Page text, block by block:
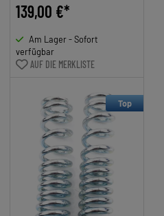
139,00 €*
Am Lager - Sofort
verfügbar
AUF DIE MERKLISTE
Top